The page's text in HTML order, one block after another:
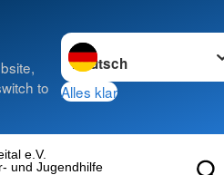
to
Sprache wechseln zu
Alles klar
und Jugendhilfe gGmbH
e.V.